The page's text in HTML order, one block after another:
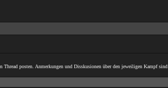
posten. Anmerkungen und Disskusionen über den jeweiligen Kampf sind